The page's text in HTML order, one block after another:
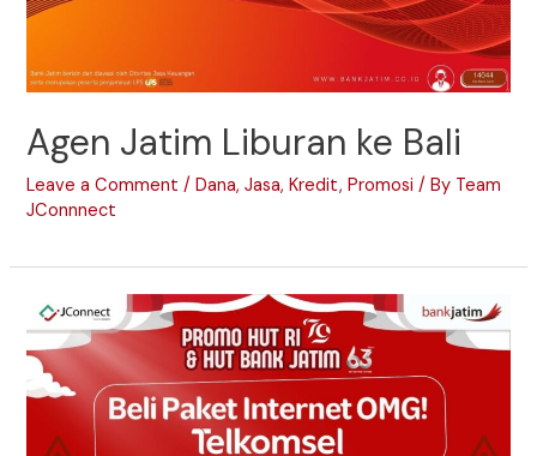
Agen Jatim Liburan ke Bali
Leave a Comment /Dana,Jasa,Kredit,Promosi / By Team
JConnnect